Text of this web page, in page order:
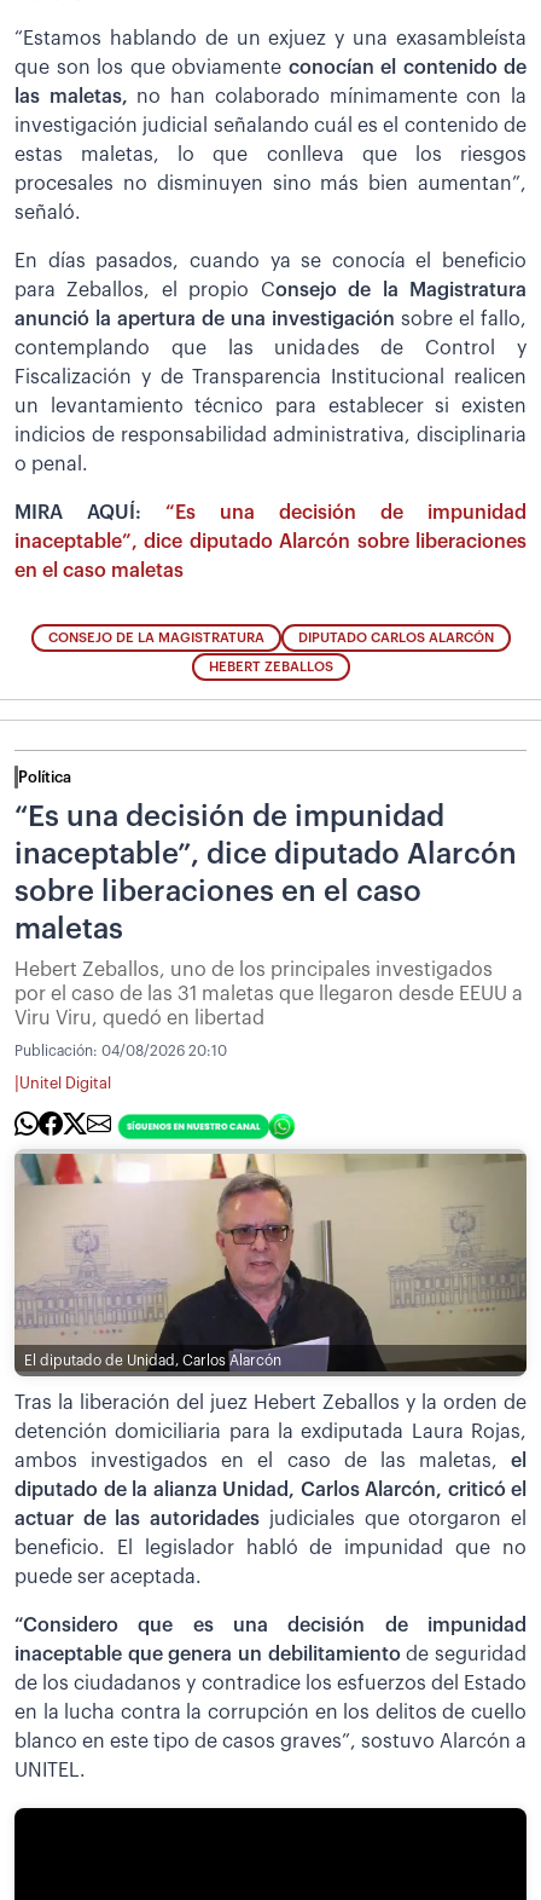
“Estamos hablando de un exjuez y una exasambleísta
que son los que obviamente conocían el contenido de
las maletas, no han colaborado mínimamente con la
investigación judicial señalando cuál es el contenido de
estas maletas, lo que conlleva que los riesgos
procesales no disminuyen sino más bien aumentan”,
señaló.
En días pasados, cuando ya se conocía el beneficio
para Zeballos, el propio Consejo de la Magistratura
anunció la apertura de una investigación sobre el fallo,
contemplando que las unidades de Control y
Fiscalización y de Transparencia Institucional realicen
un levantamiento técnico para establecer si existen
indicios de responsabilidad administrativa, disciplinaria
o penal.
MIRA AQUÍ: “Es una decisión de impunidad
inaceptable”, dice diputado Alarcón sobre liberaciones
en el caso maletas
CONSEJO DE LA MAGISTRATURA DIPUTADO CARLOS ALARCÓN
HEBERT ZEBALLOS
Política
“Es una decisión de impunidad
inaceptable”, dice diputado Alarcón
sobre liberaciones en el caso
maletas
Hebert Zeballos, uno de los principales investigados
por el caso de las 31 maletas que llegaron desde EEUU a
Viru Viru, quedó en libertad
Publicación: 04/08/2026 20:10
Unitel Digital
El diputado de Unidad, Carlos Alarcón
Tras la liberación del juez Hebert Zeballos y la orden de
detención domiciliaria para la exdiputada Laura Rojas,
ambos investigados en el caso de las maletas, el
diputado de la alianza Unidad, Carlos Alarcón, criticó el
actuar de las autoridades judiciales que otorgaron el
beneficio. El legislador habló de impunidad que no
puede ser aceptada.
“Considero que es una decisión de impunidad
inaceptable que genera un debilitamientode seguridad
de los ciudadanos y contradice los esfuerzos del Estado
en la lucha contra la corrupción en los delitos de cuello
blanco en este tipo de casos graves”, sostuvo Alarcón a
UNITEL.